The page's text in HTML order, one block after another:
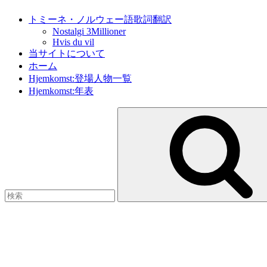
トミーネ・ノルウェー語歌詞翻訳
Nostalgi 3Millioner
Hvis du vil
当サイトについて
ホーム
Hjemkomst:登場人物一覧
Hjemkomst:年表